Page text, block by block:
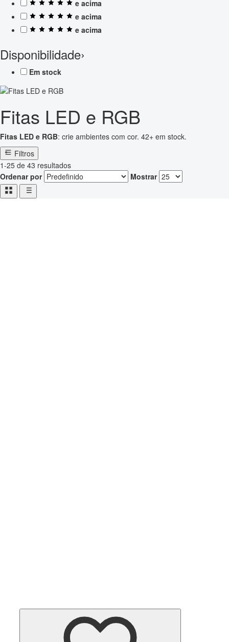
e acima
e acima
e acima
Disponibilidade›
Em stock
Fitas LED e RGB
Fitas LED e RGB: crie ambientes com cor. 42+ em stock.
Filtros
1-25 de 43 resultados
Ordenar por
Mostrar